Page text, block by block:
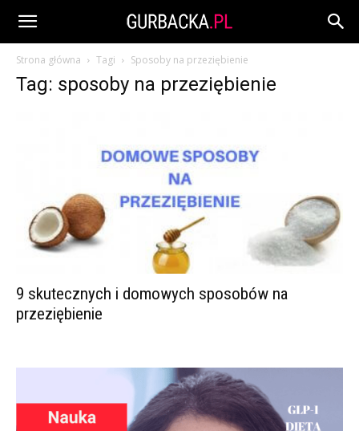
Strona główna Tagi Sposoby na przeziębienie
Tag: sposoby na przeziębienie
9 skutecznych i domowych sposobów na
przeziębienie